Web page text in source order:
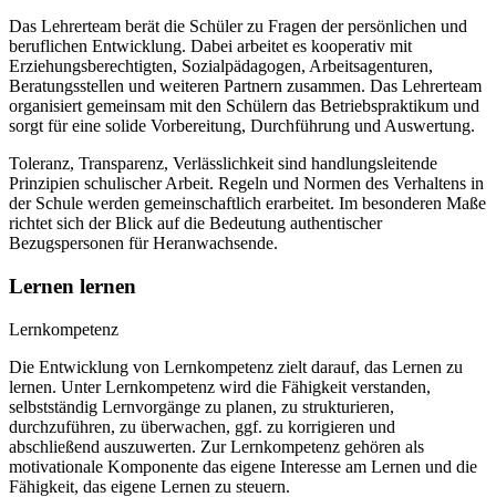
Das Lehrerteam berät die Schüler zu Fragen der persönlichen und
beruflichen Entwicklung. Dabei arbeitet es kooperativ mit
Erziehungsberechtigten, Sozialpädagogen, Arbeitsagenturen,
Beratungsstellen und weiteren Partnern zusammen. Das Lehrerteam
organisiert gemeinsam mit den Schülern das Betriebspraktikum und
sorgt für eine solide Vorbereitung, Durchführung und Auswertung.
Toleranz, Transparenz, Verlässlichkeit sind handlungsleitende
Prinzipien schulischer Arbeit. Regeln und Normen des Verhaltens in
der Schule werden gemeinschaftlich erarbeitet. Im besonderen Maße
richtet sich der Blick auf die Bedeutung authentischer
Bezugspersonen für Heranwachsende.
Lernen lernen
Lernkompetenz
Die Entwicklung von Lernkompetenz zielt darauf, das Lernen zu
lernen. Unter Lernkompetenz wird die Fähigkeit verstanden,
selbstständig Lernvorgänge zu planen, zu strukturieren,
durchzuführen, zu überwachen, ggf. zu korrigieren und
abschließend auszuwerten. Zur Lernkompetenz gehören als
motivationale Komponente das eigene Interesse am Lernen und die
Fähigkeit, das eigene Lernen zu steuern.